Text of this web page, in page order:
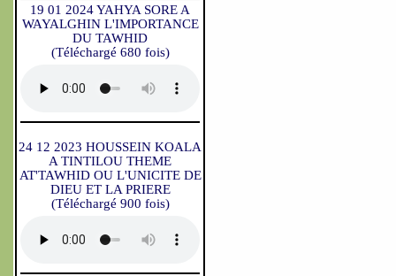
19 01 2024 YAHYA SORE A
WAYALGHIN L'IMPORTANCE
DU TAWHID
(Téléchargé 680 fois)
24 12 2023 HOUSSEIN KOALA
A TINTILOU THEME
AT'TAWHID OU L'UNICITE DE
DIEU ET LA PRIERE
(Téléchargé 900 fois)